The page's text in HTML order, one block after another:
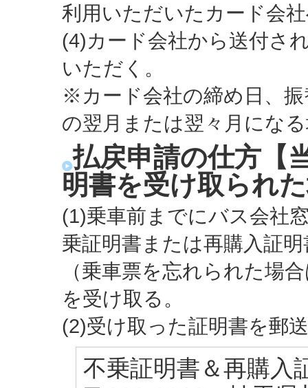
利用いただいたカード会
(4)カード会社から送付さ
いただく。
※カード会社の締め日、
の翌月または翌々月にな
払戻申請の仕方【
明書を受け取られ
(1)乗車前までにバス会社
乗証明書または再購入証明
（乗車票を忘れられた場
を受け取る。
(2)受け取った証明書を郵送
不乗証明書＆再購入